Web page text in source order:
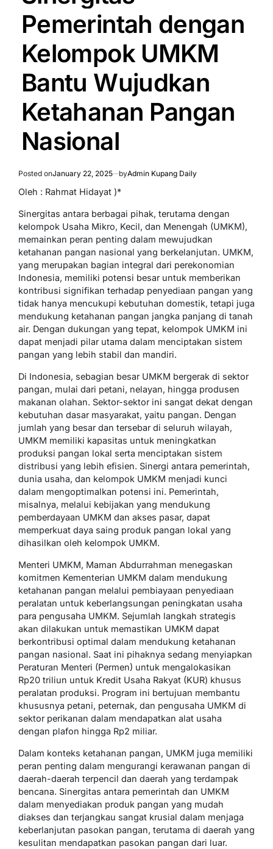
Pemerintah dengan
Kelompok UMKM
Bantu Wujudkan
Ketahanan Pangan
Nasional
Posted onJanuary 22, 2025 byAdmin Kupang Daily
Oleh : Rahmat Hidayat )*
Sinergitas antara berbagai pihak, terutama dengan
kelompok Usaha Mikro, Kecil, dan Menengah (UMKM),
memainkan peran penting dalam mewujudkan
ketahanan pangan nasional yang berkelanjutan. UMKM,
yang merupakan bagian integral dari perekonomian
Indonesia, memiliki potensi besar untuk memberikan
kontribusi signifikan terhadap penyediaan pangan yang
tidak hanya mencukupi kebutuhan domestik, tetapi juga
mendukung ketahanan pangan jangka panjang di tanah
air. Dengan dukungan yang tepat, kelompok UMKM ini
dapat menjadi pilar utama dalam menciptakan sistem
pangan yang lebih stabil dan mandiri.
Di Indonesia, sebagian besar UMKM bergerak di sektor
pangan, mulai dari petani, nelayan, hingga produsen
makanan olahan. Sektor-sektor ini sangat dekat dengan
kebutuhan dasar masyarakat, yaitu pangan. Dengan
jumlah yang besar dan tersebar di seluruh wilayah,
UMKM memiliki kapasitas untuk meningkatkan
produksi pangan lokal serta menciptakan sistem
distribusi yang lebih efisien. Sinergi antara pemerintah,
dunia usaha, dan kelompok UMKM menjadi kunci
dalam mengoptimalkan potensi ini. Pemerintah,
misalnya, melalui kebijakan yang mendukung
pemberdayaan UMKM dan akses pasar, dapat
memperkuat daya saing produk pangan lokal yang
dihasilkan oleh kelompok UMKM.
Menteri UMKM, Maman Abdurrahman menegaskan
komitmen Kementerian UMKM dalam mendukung
ketahanan pangan melalui pembiayaan penyediaan
peralatan untuk keberlangsungan peningkatan usaha
para pengusaha UMKM. Sejumlah langkah strategis
akan dilakukan untuk memastikan UMKM dapat
berkontribusi optimal dalam mendukung ketahanan
pangan nasional. Saat ini pihaknya sedang menyiapkan
Peraturan Menteri (Permen) untuk mengalokasikan
Rp20 triliun untuk Kredit Usaha Rakyat (KUR) khusus
peralatan produksi. Program ini bertujuan membantu
khususnya petani, peternak, dan pengusaha UMKM di
sektor perikanan dalam mendapatkan alat usaha
dengan plafon hingga Rp2 miliar.
Dalam konteks ketahanan pangan, UMKM juga memiliki
peran penting dalam mengurangi kerawanan pangan di
daerah-daerah terpencil dan daerah yang terdampak
bencana. Sinergitas antara pemerintah dan UMKM
dalam menyediakan produk pangan yang mudah
diakses dan terjangkau sangat krusial dalam menjaga
keberlanjutan pasokan pangan, terutama di daerah yang
kesulitan mendapatkan pasokan pangan dari luar.